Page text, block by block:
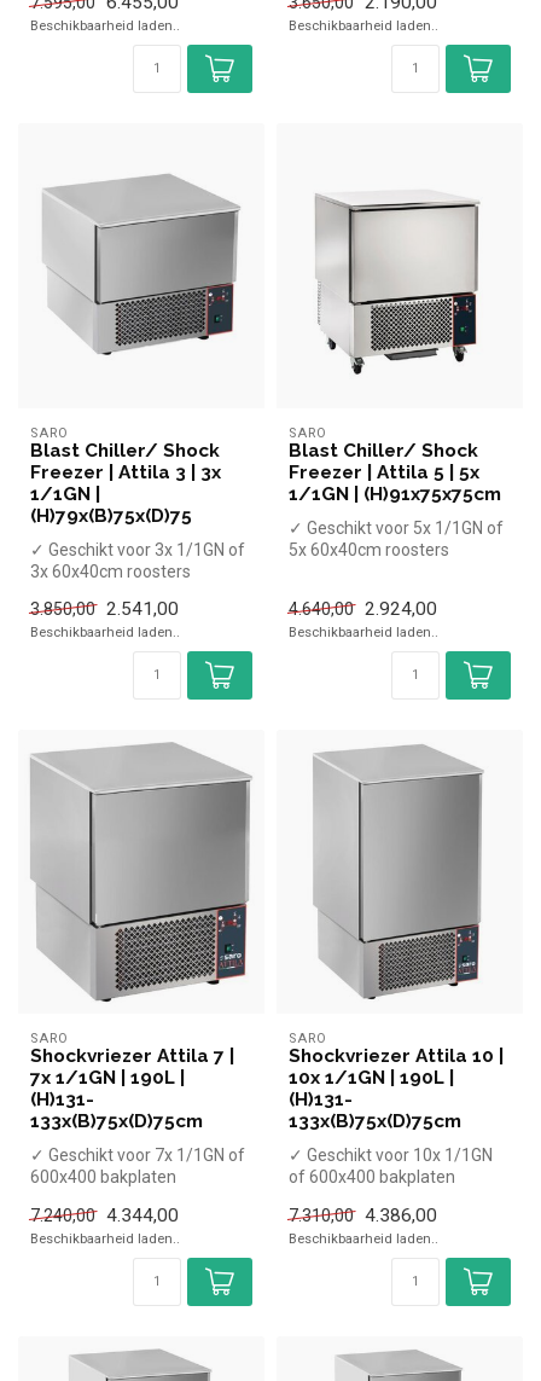
vrie...
Beschikbaarheid laden..
vriez...
Beschikbaarheid laden..
SARO
Blast Chiller/ Shock
Freezer | Attila 3 | 3x
1/1GN |
(H)79x(B)75x(D)75
✓ Geschikt voor 3x 1/1GN of
3x 60x40cm roosters
vrie...
3.850,00 2.541,00
Beschikbaarheid laden..
SARO
Blast Chiller/ Shock
Freezer | Attila 5 | 5x
1/1GN | (H)91x75x75cm
✓ Geschikt voor 5x 1/1GN of
5x 60x40cm roosters
4.640,00 2.924,00
Beschikbaarheid laden..
SARO
Shockvriezer Attila 7 |
7x 1/1GN | 190L |
(H)131-
133x(B)75x(D)75cm
✓ Geschikt voor 7x 1/1GN of
600x400 bakplaten
vrieze...
7.240,00 4.344,00
Beschikbaarheid laden..
SARO
Shockvriezer Attila 10 |
10x 1/1GN | 190L |
(H)131-
133x(B)75x(D)75cm
✓ Geschikt voor 10x 1/1GN
of 600x400 bakplaten
vriez...
7.310,00 4.386,00
Beschikbaarheid laden..